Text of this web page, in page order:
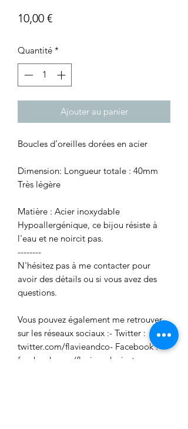
10,00 €Prix
Quantité *
Ajouter au panier
Boucles d’oreilles dorées en acier
Dimension: Longueur totale : 40mm
Très légère
Matière : Acier inoxydable
Hypoallergénique, ce bijou résiste à
l'eau et ne noircit pas.
--------
N'hésitez pas à me contacter pour
avoir des détails ou si vous avez des
questions.
Vous pouvez également me retrouver
sur les réseaux sociaux :- Twitter :
twitter.com/flavieandco- Facebook :
facebook.com/flavieandcoinstagram: